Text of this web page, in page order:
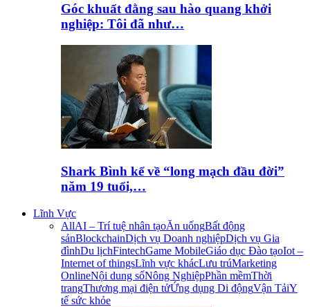
Góc khuất đằng sau hào quang khởi
nghiệp: Tôi đã như…
Shark Bình kể về “long mạch đầu đời”
năm 19 tuổi,…
Lĩnh Vực
AllAI – Trí tuệ nhân tạoĂn uốngBất động
sảnBlockchainDịch vụ Doanh nghiệpDịch vụ Gia
đìnhDu lịchFintechGame MobileGiáo dục Đào tạoIot –
Internet of thingsLĩnh vực khácLưu trúMarketing
OnlineNội dung sốNông NghiệpPhần mềmThời
trangThương mại điện tửỨng dụng Di độngVận TảiY
tế sức khỏe